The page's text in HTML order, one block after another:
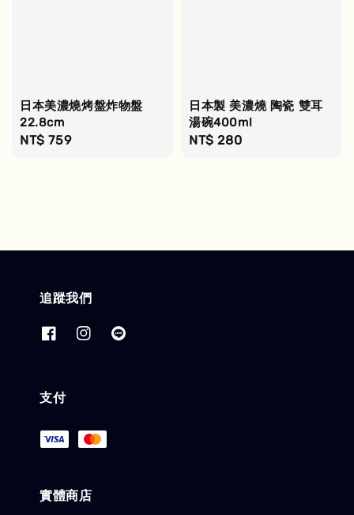
日本美濃燒烤盤炸物盤
22.8cm
Regular
NT$ 759
日本製 美濃燒 陶瓷 雙耳
湯碗400ml
Regular
NT$ 280
追蹤我們
支付
實體商店